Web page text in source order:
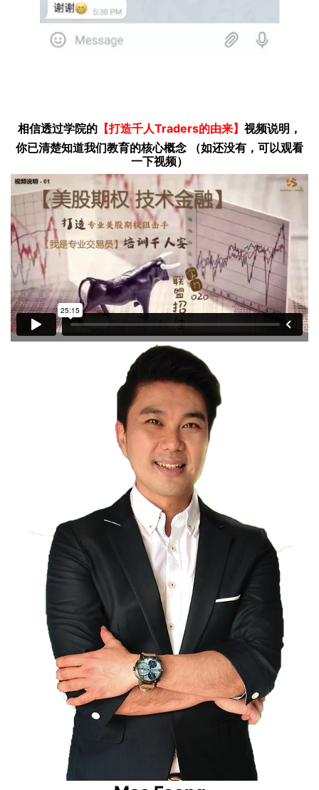
相信透过学院的 【打造千人Traders的由来】 视频说明，
你已清楚知道我们教育的核心概念 （如还没有，可以观看
一下视频）